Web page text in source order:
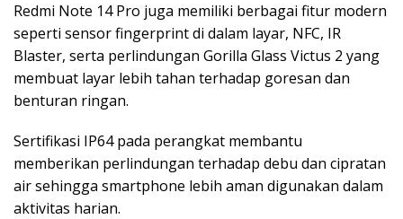
Redmi Note 14 Pro juga memiliki berbagai fitur modern
seperti sensor fingerprint di dalam layar, NFC, IR
Blaster, serta perlindungan Gorilla Glass Victus 2 yang
membuat layar lebih tahan terhadap goresan dan
benturan ringan.
Sertifikasi IP64 pada perangkat membantu
memberikan perlindungan terhadap debu dan cipratan
air sehingga smartphone lebih aman digunakan dalam
aktivitas harian.